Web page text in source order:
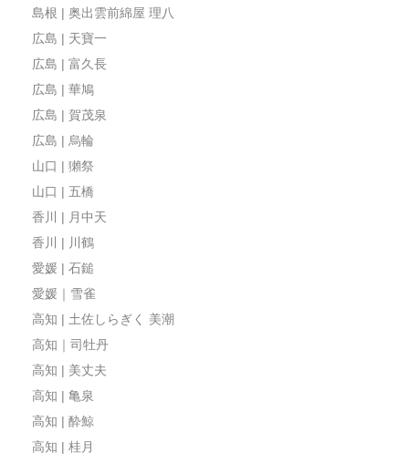
島根 | 奥出雲前綿屋 理八
広島 | 天寶一
広島 | 富久長
広島 | 華鳩
広島 | 賀茂泉
広島 | 烏輪
山口 | 獺祭
山口 | 五橋
香川 | 月中天
香川 | 川鶴
愛媛 | 石鎚
愛媛｜雪雀
高知 | 土佐しらぎく 美潮
高知｜司牡丹
高知 | 美丈夫
高知 | 亀泉
高知 | 酔鯨
高知 | 桂月